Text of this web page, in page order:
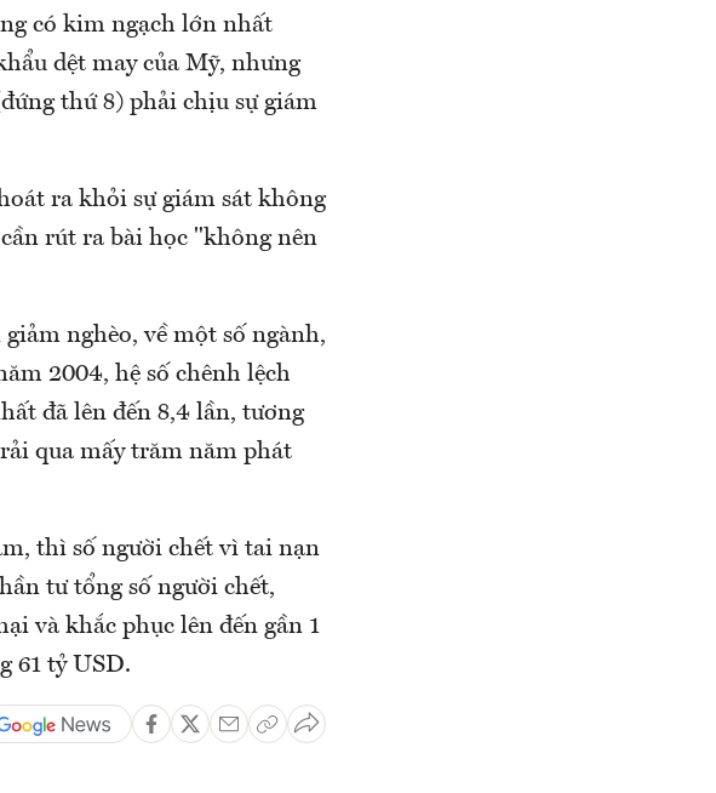
có kim ngạch lớn nhất
dệt may của Mỹ, nhưng
thứ 8) phải chịu sự giám
ra khỏi sự giám sát không
rút ra bài học "không nên
nghèo, về một số ngành,
2004, hệ số chênh lệch
đã lên đến 8,4 lần, tương
qua mấy trăm năm phát
thì số người chết vì tai nạn
tư tổng số người chết,
và khắc phục lên đến gần 1
61 tỷ USD.